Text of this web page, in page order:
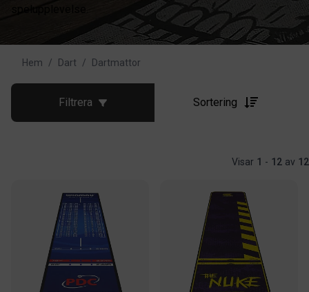
Hem / Dart / Dartmattor
Filtrera Sortering
Visar 1 - 12 av 12